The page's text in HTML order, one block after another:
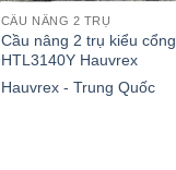
CẦU NÂNG 2 TRỤ
Cầu nâng 2 trụ kiểu
HTL3140Y Hauvrex
Hauvrex - Trung Quốc